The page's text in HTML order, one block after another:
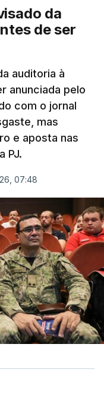
da
de ser
auditoria à
anunciada pelo
com o jornal
mas
e aposta nas
PJ.
07:48